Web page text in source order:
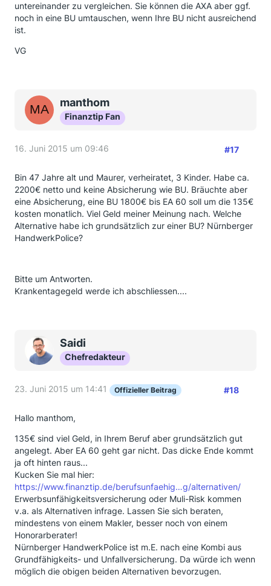
untereinander zu vergleichen. Sie können die AXA aber ggf.
noch in eine BU umtauschen, wenn Ihre BU nicht ausreichend
ist.
VG
manthom
Finanztip Fan
16. Juni 2015 um 09:46 #17
Bin 47 Jahre alt und Maurer, verheiratet, 3 Kinder. Habe ca.
2200€ netto und keine Absicherung wie BU. Bräuchte aber
eine Absicherung, eine BU 1800€ bis EA 60 soll um die 135€
kosten monatlich. Viel Geld meiner Meinung nach. Welche
Alternative habe ich grundsätzlich zur einer BU? Nürnberger
HandwerkPolice?
Bitte um Antworten.
Krankentagegeld werde ich abschliessen....
Saidi
Chefredakteur
23. Juni 2015 um 14:41 Offizieller Beitrag #18
Hallo manthom,
135€ sind viel Geld, in Ihrem Beruf aber grundsätzlich gut
angelegt. Aber EA 60 geht gar nicht. Das dicke Ende kommt
ja oft hinten raus...
Kucken Sie mal hier:
https://www.finanztip.de/berufsunfaehig…g/alternativen/
Erwerbsunfähigkeitsversicherung oder Muli-Risk kommen
v.a. als Alternativen infrage. Lassen Sie sich beraten,
mindestens von einem Makler, besser noch von einem
Honorarberater!
Nürnberger HandwerkPolice ist m.E. nach eine Kombi aus
Grundfähigkeits- und Unfallversicherung. Da würde ich wenn
möglich die obigen beiden Alternativen bevorzugen.